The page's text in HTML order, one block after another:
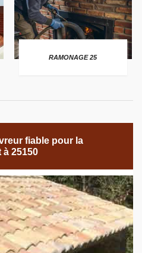
RAMONAGE 25
fiable pour la
25150